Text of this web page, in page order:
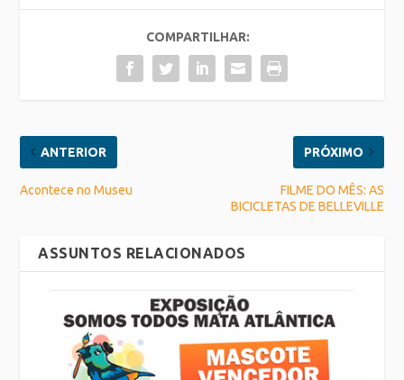
COMPARTILHAR:
ANTERIOR
Acontece no Museu
PRÓXIMO
FILME DO MÊS: AS
BICICLETAS DE BELLEVILLE
ASSUNTOS RELACIONADOS